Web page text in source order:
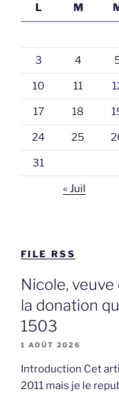
L
M
3 4
10 11
17 18
24 25
31
« Juil
FILE RSS
Nicole,
la donation
1503
1 AOÛT 2026
Introduction Cet
2011 mais je le